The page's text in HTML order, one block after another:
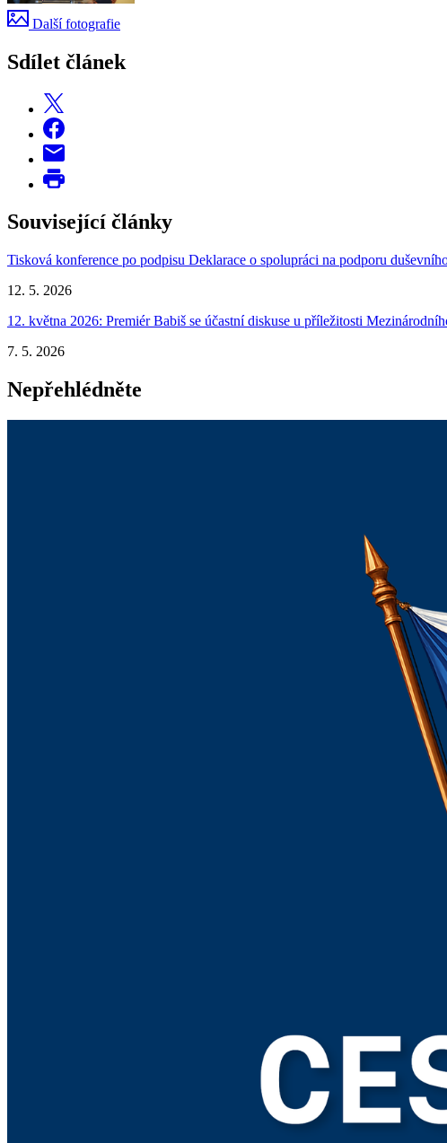
Další fotografie
Sdílet článek
Související články
Tisková konference po podpisu Deklarace o spolupráci na podporu
12. 5. 2026
12. května 2026: Premiér Babiš se účastní diskuse u příležitosti
7. 5. 2026
Nepřehlédněte